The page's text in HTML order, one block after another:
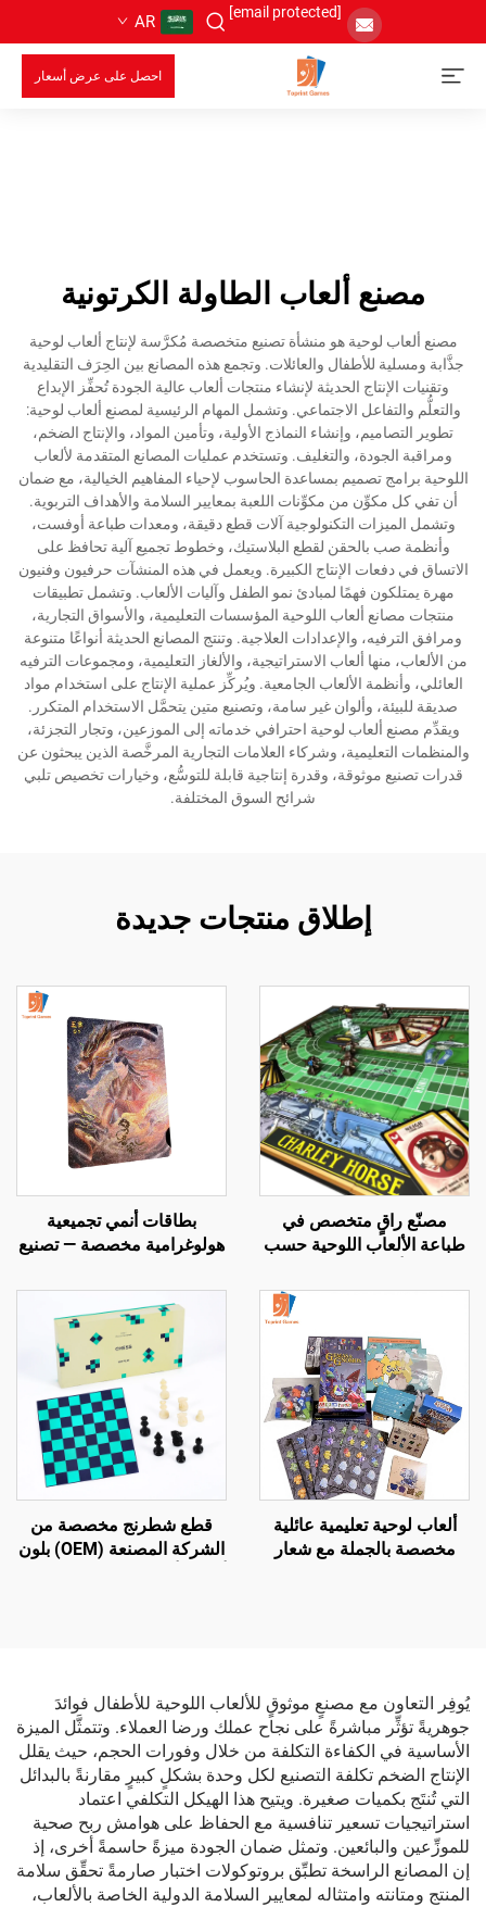
[email protected]
AR
احصل على عرض أسعار
مصنع ألعاب الطاولة الكرتونية
مصنع ألعاب لوحية هو منشأة تصنيع متخصصة مُكرَّسة لإنتاج ألعاب لوحية
جذَّابة ومسلية للأطفال والعائلات. وتجمع هذه المصانع بين الحِرَف التقليدية
وتقنيات الإنتاج الحديثة لإنشاء منتجات ألعاب عالية الجودة تُحفِّز الإبداع
والتعلُّم والتفاعل الاجتماعي. وتشمل المهام الرئيسية لمصنع ألعاب لوحية:
تطوير التصاميم، وإنشاء النماذج الأولية، وتأمين المواد، والإنتاج الضخم،
ومراقبة الجودة، والتغليف. وتستخدم عمليات المصانع المتقدمة لألعاب
اللوحية برامج تصميم بمساعدة الحاسوب لإحياء المفاهيم الخيالية، مع ضمان
أن تفي كل مكوِّن من مكوِّنات اللعبة بمعايير السلامة والأهداف التربوية.
وتشمل الميزات التكنولوجية آلات قطع دقيقة، ومعدات طباعة أوفست،
وأنظمة صب بالحقن لقطع البلاستيك، وخطوط تجميع آلية تحافظ على
الاتساق في دفعات الإنتاج الكبيرة. ويعمل في هذه المنشآت حرفيون وفنيون
مهرة يمتلكون فهمًا لمبادئ نمو الطفل وآليات الألعاب. وتشمل تطبيقات
منتجات مصانع ألعاب اللوحية المؤسسات التعليمية، والأسواق التجارية،
ومرافق الترفيه، والإعدادات العلاجية. وتنتج المصانع الحديثة أنواعًا متنوعة
من الألعاب، منها ألعاب الاستراتيجية، والألغاز التعليمية، ومجموعات الترفيه
العائلي، وأنظمة الألعاب الجامعية. ويُركِّز عملية الإنتاج على استخدام مواد
صديقة للبيئة، وألوان غير سامة، وتصنيع متين يتحمَّل الاستخدام المتكرر.
ويقدِّم مصنع ألعاب لوحية احترافي خدماته إلى الموزعين، وتجار التجزئة،
والمنظمات التعليمية، وشركاء العلامات التجارية المرخَّصة الذين يبحثون عن
قدرات تصنيع موثوقة، وقدرة إنتاجية قابلة للتوسُّع، وخيارات تخصيص تلبي
شرائح السوق المختلفة.
إطلاق منتجات جديدة
مصنّع راقٍ متخصص في
طباعة الألعاب اللوحية حسب
نمط مونوبولي، طلبات
جماعية كبيرة كهدايا
بطاقات أنمي تجميعية
هولوغرامية مخصصة — تصنيع
ألعاب لوحية تعليمية عائلية
مخصصة بالجملة مع شعار
قطع شطرنج مخصصة من
الشركة المصنعة (OEM) بلون
يُوفِر التعاون مع مصنعٍ موثوقٍ للألعاب اللوحية للأطفال فوائدَ
جوهريةً تؤثِّر مباشرةً على نجاح عملك ورضا العملاء. وتتمثَّل الميزة
الأساسية في الكفاءة التكلفة من خلال وفورات الحجم، حيث يقلل
الإنتاج الضخم تكلفة التصنيع لكل وحدة بشكلٍ كبيرٍ مقارنةً بالبدائل
التي تُنتَج بكميات صغيرة. ويتيح هذا الهيكل التكلفي اعتماد
استراتيجيات تسعير تنافسية مع الحفاظ على هوامش ربح صحية
للموزِّعين والبائعين. وتمثل ضمان الجودة ميزةً حاسمةً أخرى، إذ
إن المصانع الراسخة تطبِّق بروتوكولات اختبار صارمةً تحقِّق سلامة
المنتج ومتانته وامتثاله لمعايير السلامة الدولية الخاصة بالألعاب،